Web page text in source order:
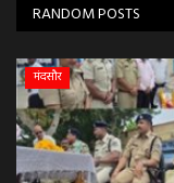
RANDOM POSTS
मंदसौर